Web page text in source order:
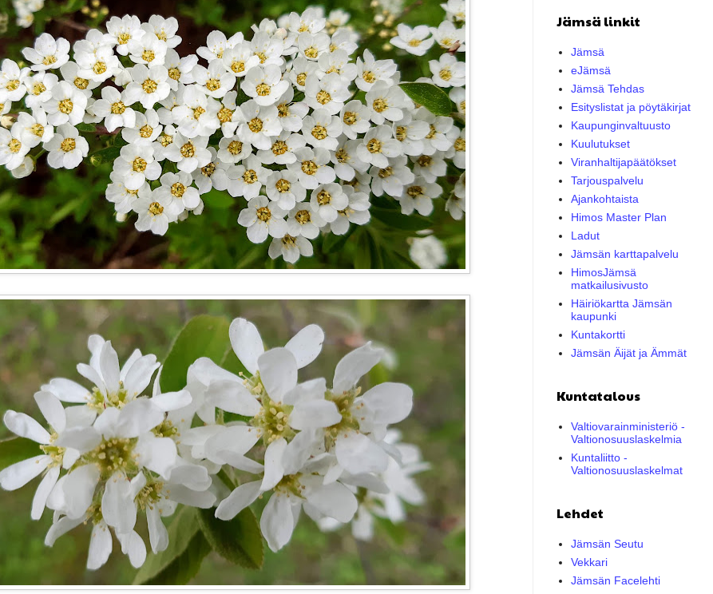
Jämsä linkit
Jämsä
eJämsä
Jämsä Tehdas
Esityslistat ja pöytäkirjat
Kaupunginvaltuusto
Kuulutukset
Viranhaltijapäätökset
Tarjouspalvelu
Ajankohtaista
Himos Master Plan
Ladut
Jämsän karttapalvelu
HimosJämsä
matkailusivusto
Häiriökartta Jämsän
kaupunki
Kuntakortti
Jämsän Äijät ja Ämmät
Kuntatalous
Valtiovarainministeriö -
Valtionosuuslaskelmia
Kuntaliitto -
Valtionosuuslaskelmat
Lehdet
Jämsän Seutu
Vekkari
Jämsän Facelehti